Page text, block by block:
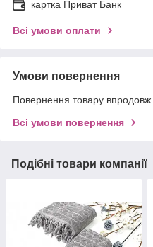
картка Приват Банк
Всі умови оплати
Умови повернення
Повернення товару впродовж
Всі умови повернення
Подібні товари компанії